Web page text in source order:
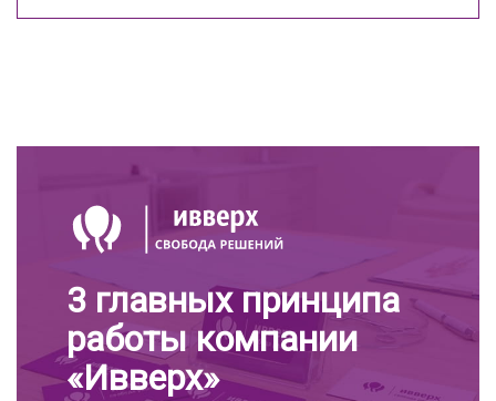
3 главных принципа
работы компании
«Ивверх»